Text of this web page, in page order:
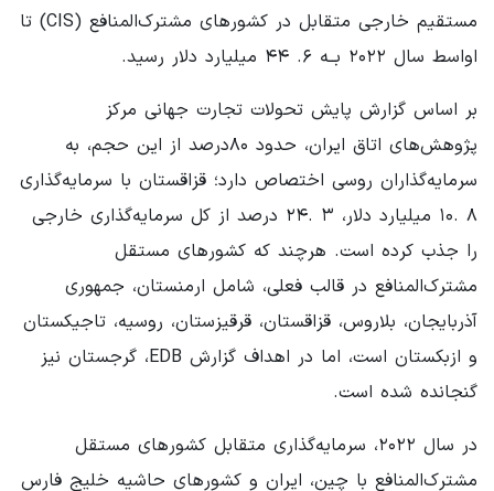
مستقیم خارجی متقابل در کشورهای مشترک‌المنافع (CIS) تا
اواسط سال ۲۰۲۲ بــه ۶. ۴۴ میلیارد دلار رسید.
بر اساس گزارش پایش تحولات تجارت جهانی مرکز
پژوهش‌های اتاق ایران، حدود ۸۰درصد از این حجم، به
سرمایه‌گذاران روسی اختصاص دارد؛ قزاقستان با سرمایه‌گذاری
۸ .۱۰ میلیارد دلار، ۳ .۲۴ درصد از کل سرمایه‌گذاری خارجی
را جذب کرده است. هرچند که کشورهای مستقل
مشترک‌المنافع در قالب فعلی، شامل ارمنستان، جمهوری
آذربایجان، بلاروس، قزاقستان، قرقیزستان، روسیه، تاجیکستان
و ازبکستان است، اما در اهداف گزارش EDB، گرجستان نیز
گنجانده شده است.
در سال ۲۰۲۲، سرمایه‌گذاری متقابل کشورهای مستقل
مشترک‌المنافع با چین، ایران و کشورهای حاشیه خلیج فارس